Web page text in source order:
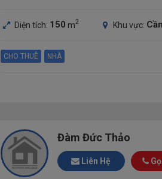
Diện tích: 150 m2 Khu vực:
CHO THUÊ NHÀ
Đàm Đức Thảo
Liên Hệ